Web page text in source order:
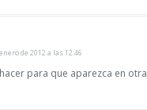
de 2012 a las 12:46
para que aparezca en otra